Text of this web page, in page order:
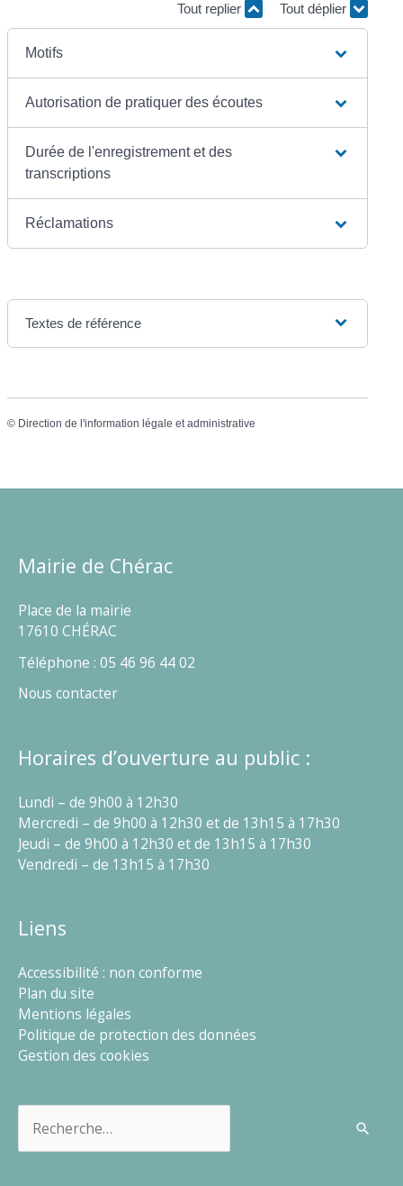
Tout replier Tout déplier
Motifs
Autorisation de pratiquer des écoutes
Durée de l'enregistrement et des
transcriptions
Réclamations
Textes de référence
© Direction de l'information légale et administrative
Mairie de Chérac
Place de la mairie
17610 CHÉRAC
Téléphone : 05 46 96 44 02
Nous contacter
Horaires d’ouverture au public :
Lundi – de 9h00 à 12h30
Mercredi – de 9h00 à 12h30 et de 13h15 à 17h30
Jeudi – de 9h00 à 12h30 et de 13h15 à 17h30
Vendredi – de 13h15 à 17h30
Liens
Accessibilité : non conforme
Plan du site
Mentions légales
Politique de protection des données
Gestion des cookies